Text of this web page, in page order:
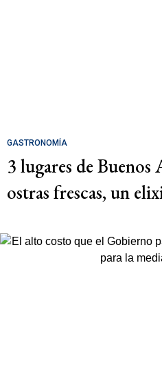
GASTRONOMÍA
3 lugares de Buenos
ostras frescas, un